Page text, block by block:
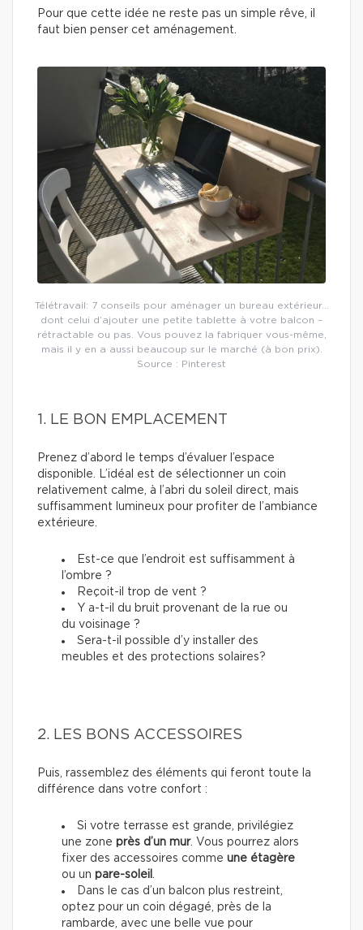
Pour que cette idée ne reste pas un simple rêve, il
faut bien penser cet aménagement.
Télétravail: 7 conseils pour aménager un bureau extérieur…
dont celui d’ajouter une petite tablette à votre balcon –
rétractable ou pas. Vous pouvez la fabriquer vous-même,
mais il y en a aussi beaucoup sur le marché (à bon prix).
Source : Pinterest
1. LE BON EMPLACEMENT
Prenez d’abord le temps d’évaluer l’espace
disponible. L’idéal est de sélectionner un coin
relativement calme, à l’abri du soleil direct, mais
suffisamment lumineux pour profiter de l’ambiance
extérieure.
Est-ce que l’endroit est suffisamment à
l’ombre ?
Reçoit-il trop de vent ?
Y a-t-il du bruit provenant de la rue ou
du voisinage ?
Sera-t-il possible d’y installer des
meubles et des protections solaires?
2. LES BONS ACCESSOIRES
Puis, rassemblez des éléments qui feront toute la
différence dans votre confort :
Si votre terrasse est grande, privilégiez
une zone près d’un mur. Vous pourrez alors
fixer des accessoires comme une étagère
ou un pare-soleil
Dans le cas d’un balcon plus restreint,
optez pour un coin dégagé, près de la
rambarde, avec une belle vue pour